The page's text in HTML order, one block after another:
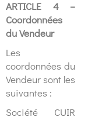
ARTICLE 4 –
Coordonnées
du Vendeur
Les
coordonnées du
Vendeur sont les
suivantes :
Société CUIR